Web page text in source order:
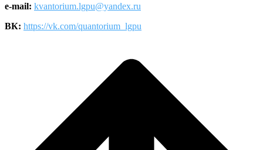
e-mail: kvantorium.lgpu@yandex.ru
ВК: https://vk.com/quantorium_lgpu